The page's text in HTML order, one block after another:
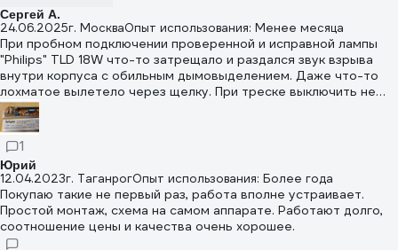
Сергей А.
24.06.2025г. МоскваОпыт использования: Менее месяца
При пробном подключении проверенной и исправной лампы
"Philips" TLD 18W что-то затрещало и раздался звук взрыва
внутри корпуса с обильным дымовыделением. Даже что-то
лохматое вылетело через щелку. При треске выключить не
успел, но зато успел отвернуться... При вскрытии корпуса на
плате обнаружился разрушенный элемент.
1
Юрий
12.04.2023г. ТаганрогОпыт использования: Более года
Покупаю такие не первый раз, работа вполне устраивает.
Простой монтаж, схема на самом аппарате. Работают долго,
соотношение цены и качества очень хорошее.